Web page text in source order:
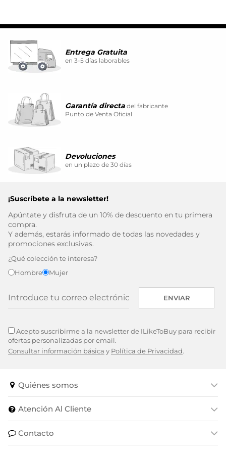
Entrega Gratuita
en 3-5 días laborables
Garantía directa del fabricante
Punto de Venta Oficial
Devoluciones
en un plazo de 30 días
¡Suscríbete a la newsletter!
Apúntate y disfruta de un 10% de descuento en tu primera
compra.
Y además, estarás informado de todas las novedades y
promociones exclusivas.
¿Qué colección te interesa?
Hombre
Mujer
ENVIAR
Acepto suscribirme a la newsletter de ILikeToBuy para recibir
ofertas personalizadas por email.
Consultar información básica y Política de Privacidad.
Quiénes somos
Atención Al Cliente
Contacto